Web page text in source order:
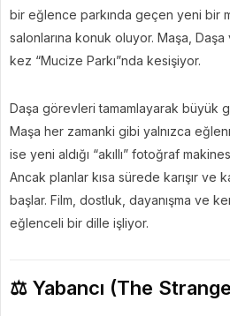
bir eğlence parkında geçen yeni bir
salonlarına konuk oluyor. Maşa, Daşa
kez “Mucize Parkı”nda kesişiyor.
Daşa görevleri tamamlayarak büyük
Maşa her zamanki gibi yalnızca
ise yeni aldığı “akıllı” fotoğraf
Ancak planlar kısa sürede karışır ve
başlar. Film, dostluk, dayanışma ve
eğlenceli bir dille işliyor.
⚖️ Yabancı (The